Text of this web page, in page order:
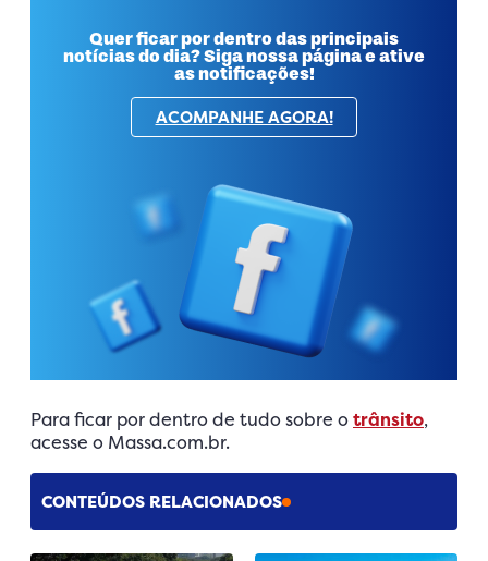
Quer ficar por dentro das principais
notícias do dia? Siga nossa página e ative
as notificações!
ACOMPANHE AGORA!
Para ficar por dentro de tudo sobre otrânsito,
acesse o Massa.com.br.
CONTEÚDOS RELACIONADOS